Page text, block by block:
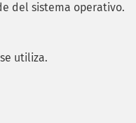
del sistema operativo.
utiliza.